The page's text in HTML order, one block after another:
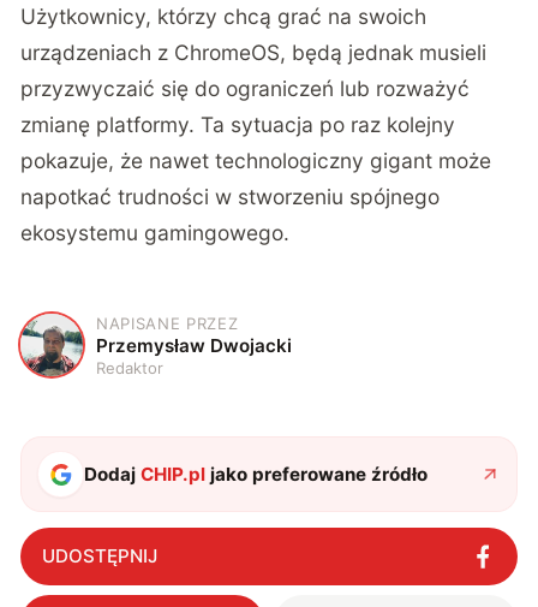
Użytkownicy, którzy chcą grać na swoich
urządzeniach z ChromeOS, będą jednak musieli
przyzwyczaić się do ograniczeń lub rozważyć
zmianę platformy. Ta sytuacja po raz kolejny
pokazuje, że nawet technologiczny gigant może
napotkać trudności w stworzeniu spójnego
ekosystemu gamingowego.
P
NAPISANE PRZEZ
Przemysław Dwojacki
Redaktor
DodajCHIP.pl jako preferowane źródło
UDOSTĘPNIJ